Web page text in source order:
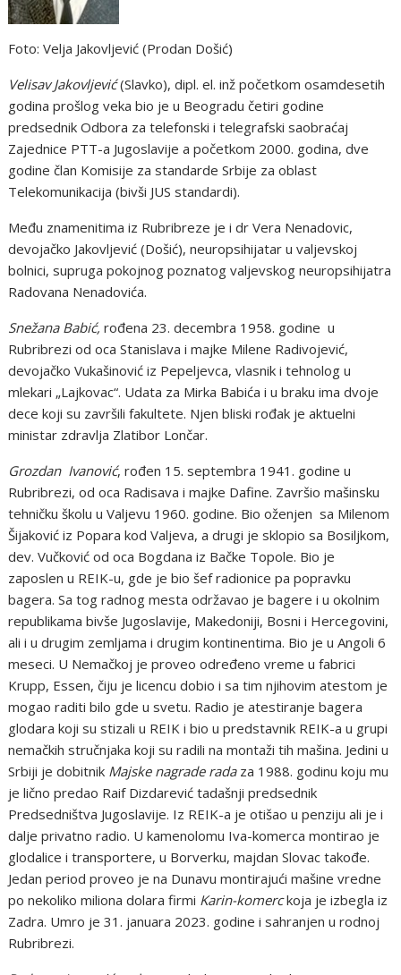
Foto: Velja Jakovljević (Prodan Došić)
Velisav Jakovljević(Slavko), dipl. el. inž početkom osamdesetih
godina prošlog veka bio je u Beogradu četiri godine
predsednik Odbora za telefonski i telegrafski saobraćaj
Zajednice PTT-a Jugoslavije a početkom 2000. godina, dve
godine član Komisije za standarde Srbije za oblast
Telekomunikacija (bivši JUS standardi).
Među znamenitima iz Rubribreze je i dr Vera Nenadovic,
devojačko Jakovljević (Došić), neuropsihijatar u valjevskoj
bolnici, supruga pokojnog poznatog valjevskog neuropsihijatra
Radovana Nenadovića.
Snežana Babić,rođena 23. decembra 1958. godine u
Rubribrezi od oca Stanislava i majke Milene Radivojević,
devojačko Vukašinović iz Pepeljevca, vlasnik i tehnolog u
mlekari „Lajkovac“. Udata za Mirka Babića i u braku ima dvoje
dece koji su završili fakultete. Njen bliski rođak je aktuelni
ministar zdravlja Zlatibor Lončar.
Grozdan Ivanović, rođen 15. septembra 1941. godine u
Rubribrezi, od oca Radisava i majke Dafine. Završio mašinsku
tehničku školu u Valjevu 1960. godine. Bio oženjen sa Milenom
Šijaković iz Popara kod Valjeva, a drugi je sklopio sa Bosiljkom,
dev. Vučković od oca Bogdana iz Bačke Topole. Bio je
zaposlen u REIK-u, gde je bio šef radionice pa popravku
bagera. Sa tog radnog mesta održavao je bagere i u okolnim
republikama bivše Jugoslavije, Makedoniji, Bosni i Hercegovini,
ali i u drugim zemljama i drugim kontinentima. Bio je u Angoli 6
meseci. U Nemačkoj je proveo određeno vreme u fabrici
Krupp, Essen, čiju je licencu dobio i sa tim njihovim atestom je
mogao raditi bilo gde u svetu. Radio je atestiranje bagera
glodara koji su stizali u REIK i bio u predstavnik REIK-a u grupi
nemačkih stručnjaka koji su radili na montaži tih mašina. Jedini u
Srbiji je dobitnik Majske nagrade radaza 1988. godinu koju mu
je lično predao Raif Dizdarević tadašnji predsednik
Predsedništva Jugoslavije. Iz REIK-a je otišao u penziju ali je i
dalje privatno radio. U kamenolomu Iva-komerca montirao je
glodalice i transportere, u Borverku, majdan Slovac takođe.
Jedan period proveo je na Dunavu montirajući mašine vredne
po nekoliko miliona dolara firmi Karin-komerckoja je izbegla iz
Zadra. Umro je 31. januara 2023. godine i sahranjen u rodnoj
Rubribrezi.